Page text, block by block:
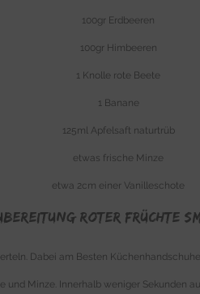
100gr Erdbeeren
100gr Himbeeren
1 Knolle rote Beete
1 Banane
125ml Apfelsaft naturtrüb
etwas frische Minze
etwa 2cm einer Vanilleschote
ROTER FRÜCHTE
Dabei am Besten
Minze. Innerhalb weniger Sekunden